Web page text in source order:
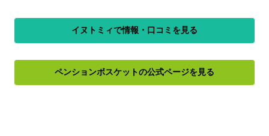
イヌトミィで情報・口コミを見る
ペンションボスケットの公式ページを見る